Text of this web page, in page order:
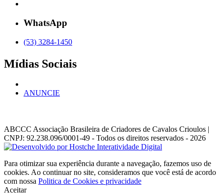
WhatsApp
(53) 3284-1450
Mídias Sociais
ANUNCIE
ABCCC Associação Brasileira de Criadores de Cavalos Crioulos |
CNPJ: 92.238.096/0001-49 - Todos os direitos reservados - 2026
Para otimizar sua experiência durante a navegação, fazemos uso de
cookies. Ao continuar no site, consideramos que você está de acordo
com nossa Politica de Cookies e privacidade
Aceitar